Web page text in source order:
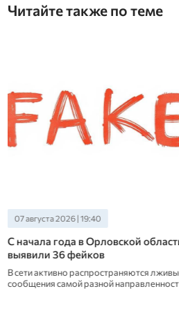
Читайте также по теме
07 августа 2026 | 19:40
С начала года в Орловской
выявили 36 фейков
В сети активно распространяются
сообщения самой разной